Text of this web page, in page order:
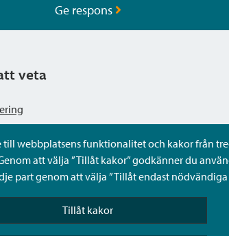
webbplatsens funktionalitet och kakor från
att välja ”Tillåt kakor” godkänner du
part genom att välja ”Tillåt endast nödvändiga
Tillåt kakor
Ge respons
veta